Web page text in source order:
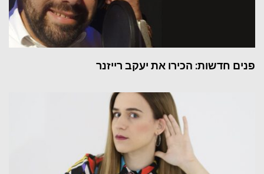
פנים חדשות: הכירו את יעקב רייזנר